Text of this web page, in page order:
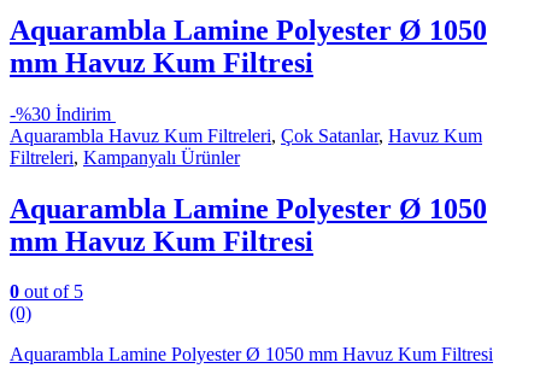
Aquarambla Lamine Polyester Ø 1050
mm Havuz Kum Filtresi
-%30 İndirim
Aquarambla Havuz Kum Filtreleri, Çok Satanlar, Havuz Kum
Filtreleri, Kampanyalı Ürünler
Aquarambla Lamine Polyester Ø 1050
mm Havuz Kum Filtresi
0 out of 5
(0)
Aquarambla Lamine Polyester Ø 1050 mm Havuz Kum Filtresi